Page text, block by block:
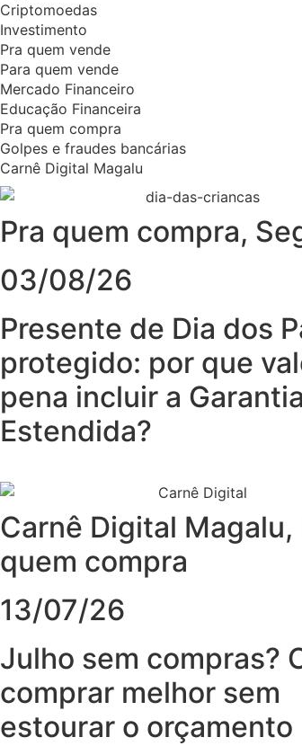
Criptomoedas
Investimento
Pra quem vende
Para quem vende
Mercado Financeiro
Educação Financeira
Pra quem compra
Golpes e fraudes bancárias
Carnê Digital Magalu
Pra quem compra,
03/08/26
Presente de Dia dos
protegido: por que
pena incluir a Garantia
Estendida?
Carnê Digital Magalu,
quem compra
13/07/26
Julho sem compras?
comprar melhor sem
estourar o orçamento